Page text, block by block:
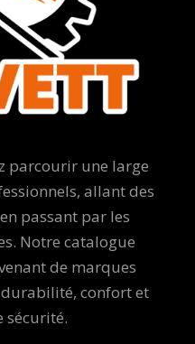
parcourir une large
allant des
passant par les
Notre catalogue
de marques
confort et
sécurité.